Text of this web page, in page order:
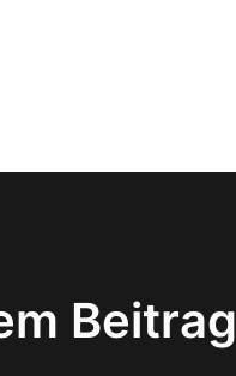
Beitrag